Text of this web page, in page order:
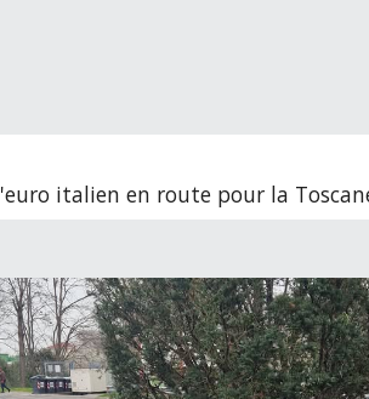
'euro italien en route pour la